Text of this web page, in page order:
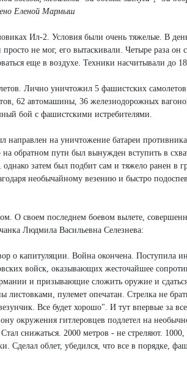
Еленой Мармыш
Ил-2. Условия были очень тяжелые. В
не мог, его вытаскивали. Четыре раза
еще в воздухе. Техники насчитывали до
Лично уничтожил 5 фашистских
62 автомашины, 36 железнодорожных
бой с фашистскими истребителями.
на уничтожение батареи
обратном пути был вынужден вступить в
затем был подбит сам и тяжело ранен в
необычайному везению и быстро
О своем последнем боевом вылете,
Людмила Васильевна Селезнева:
о капитуляции. Война окончена. Поступила
войск, оказывающих жесточайшее
и призывающие сложить оружие и
пулемет опечатан. Стрелка не
Все будет хорошо". И тут впервые за
окружения гитлеровцев подлетел на
снижаться. 2000 метров - не стреляют.
Сделал облет, убедился, что все в порядке,